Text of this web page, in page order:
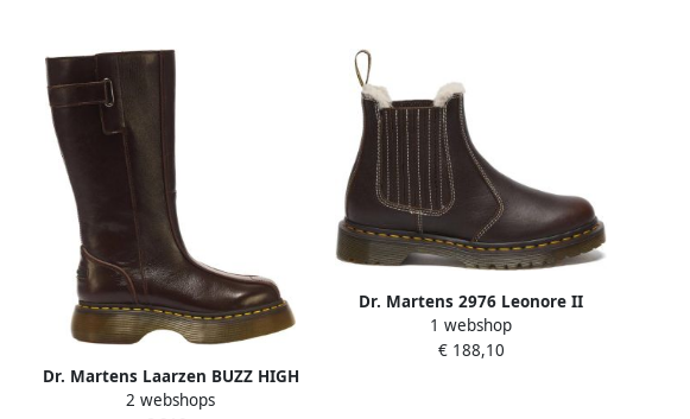
Dr. Martens Laarzen BUZZ HIGH
BOOT DARK BROWN MILLED
2 webshops
Dr. Martens 2976 Leonore II
gevoerde leren chelsea boots
Dark Brown Grizzly
1 webshop
€ 188,10